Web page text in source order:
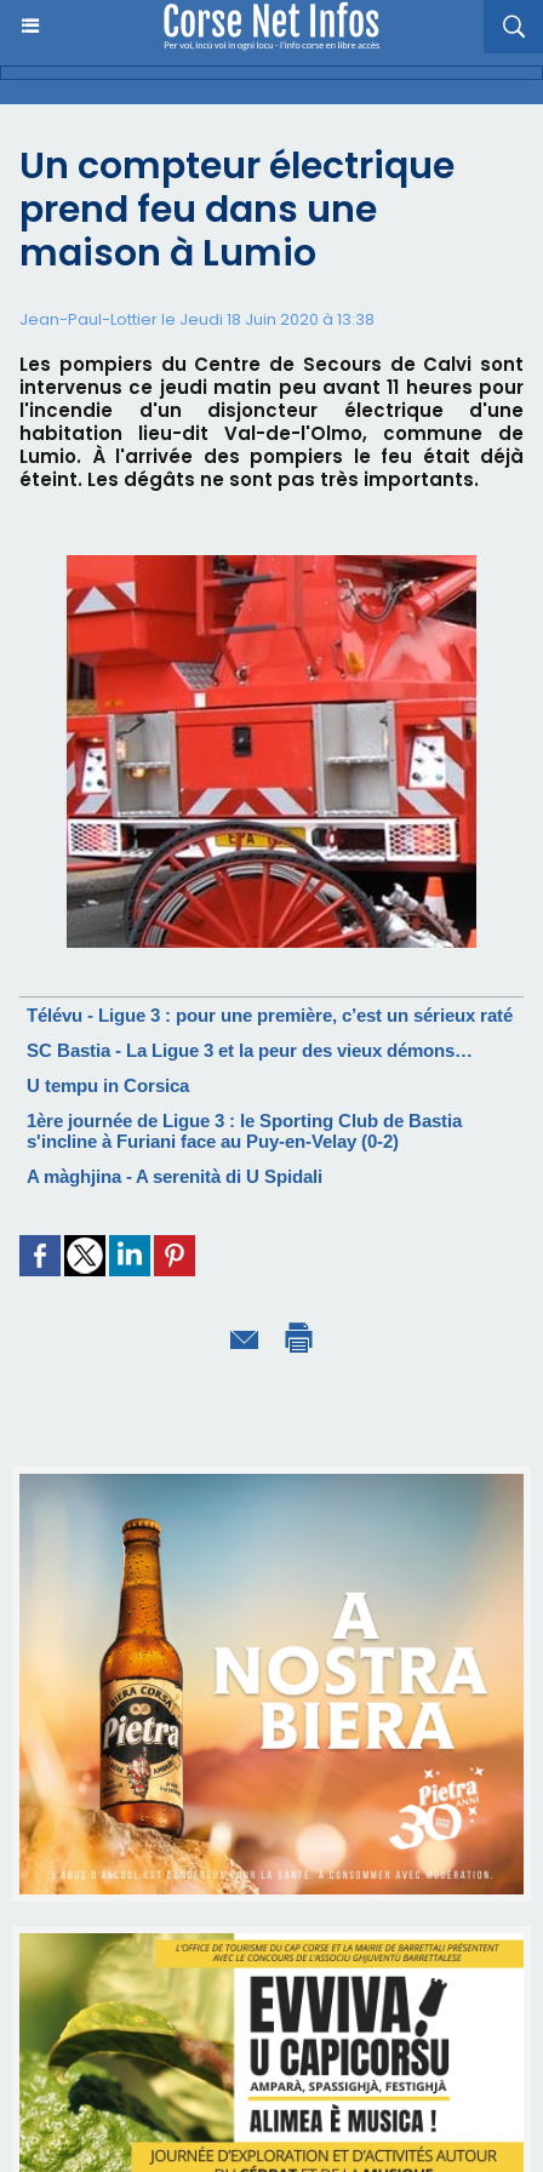
Un compteur électrique
prend feu dans une
maison à Lumio
Jean-Paul-Lottier le Jeudi 18 Juin 2020 à 13:38
Les pompiers du Centre de Secours de Calvi sont
intervenus ce jeudi matin peu avant 11 heures pour
l'incendie d'un disjoncteur électrique d'une
habitation lieu-dit Val-de-l'Olmo, commune de
Lumio. À l'arrivée des pompiers le feu était déjà
éteint. Les dégâts ne sont pas très importants.
Télévu - Ligue 3 : pour une première, c’est un sérieux raté
SC Bastia - La Ligue 3 et la peur des vieux démons…
U tempu in Corsica
1ère journée de Ligue 3 : le Sporting Club de Bastia
s'incline à Furiani face au Puy-en-Velay (0-2)
A màghjina - A serenità di U Spidali